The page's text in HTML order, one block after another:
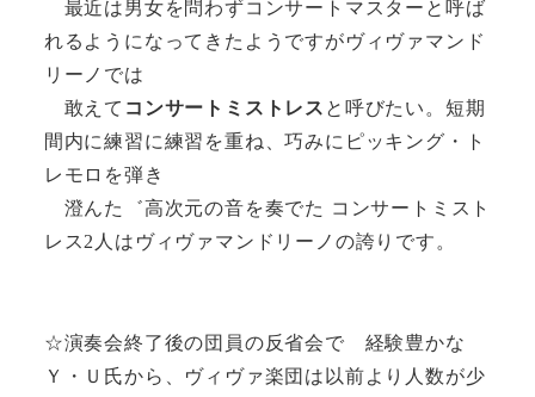
最近は男女を問わずコンサートマスターと呼ば
れるようになってきたようですがヴィヴァマンド
リーノでは
敢えて コンサートミストレス と呼びたい。短期
間内に練習に練習を重ね、巧みにピッキング・ト
レモロを弾き
澄んた゛高次元の音を奏でた コンサートミスト
レス2人はヴィヴァマンドリーノの誇りです。
☆演奏会終了後の団員の反省会で 経験豊かな
Ｙ・Ｕ氏から、ヴィヴァ楽団は以前より人数が少